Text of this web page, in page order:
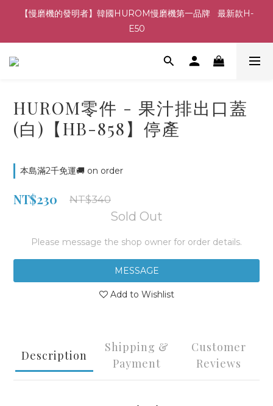
【慢磨機的發明者】韓國HUROM慢磨機第一品牌   最新款H-
E50
HUROM零件 - 果汁排出口蓋
(白)【HB-858】停產
本島滿2千免運🚚 on order
NT$230 NT$340
Sold Out
Please message the shop owner for order details.
MESSAGE
Add to Wishlist
Description
Shipping &
Payment
Customer
Reviews